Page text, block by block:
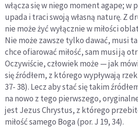
włącza się w niego moment agape; w
upada i traci swoją własną naturę. Z
nie może żyć wyłącznie w miłości
Nie może zawsze tylko dawać, musi
chce ofiarować miłość, sam musi ją
Oczywiście, człowiek może — jak
się źródłem, z którego wypływają
37- 38). Lecz aby stać się takim
na nowo z tego pierwszego,
jest Jezus Chrystus, z którego
miłość samego Boga (por. J 19, 34).